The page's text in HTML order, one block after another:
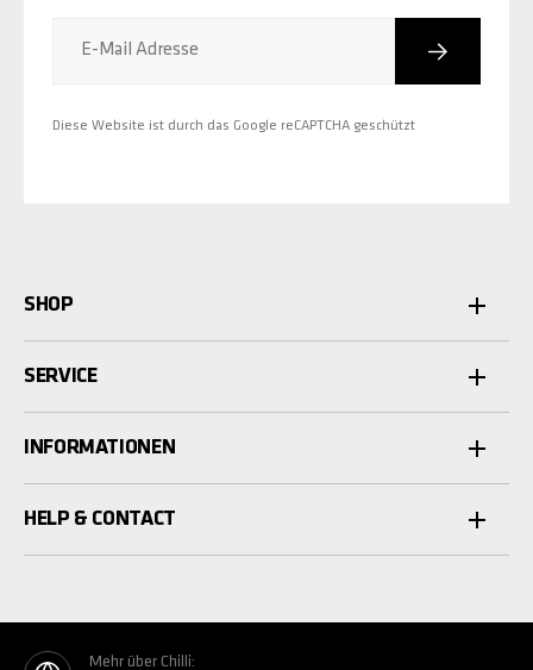
E-Mail Adresse
Diese Website ist durch das Google reCAPTCHA geschützt
SHOP
SERVICE
INFORMATIONEN
HELP & CONTACT
Mehr über Chilli: